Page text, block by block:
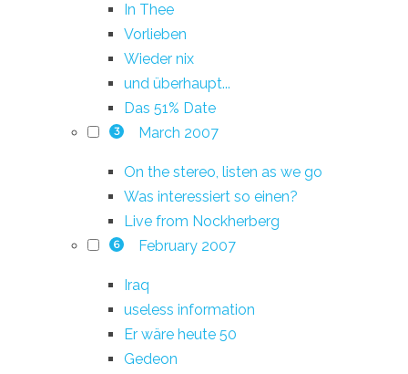
In Thee
Vorlieben
Wieder nix
und überhaupt...
Das 51% Date
3 March 2007
On the stereo, listen as we go
Was interessiert so einen?
Live from Nockherberg
6 February 2007
Iraq
useless information
Er wäre heute 50
Gedeon